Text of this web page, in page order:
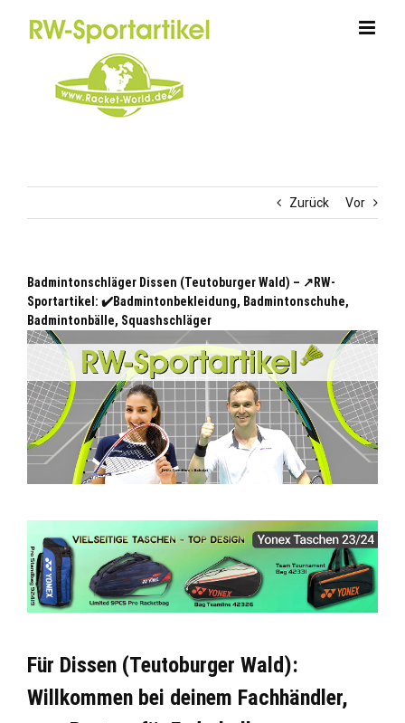
Zurück Vor
Badmintonschläger Dissen (Teutoburger Wald) – ↗️RW-
Sportartikel: ✔️Badmintonbekleidung, Badmintonschuhe,
Badmintonbälle, Squashschläger
Für Dissen (Teutoburger Wald):
Willkommen bei deinem Fachhändler,